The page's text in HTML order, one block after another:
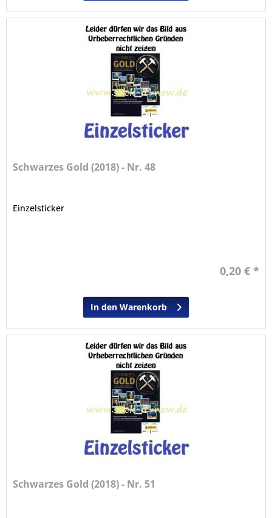
Schwarzes Gold (2018) - Nr. 48
Einzelsticker
0,20 € *
In den Warenkorb
Schwarzes Gold (2018) - Nr. 51